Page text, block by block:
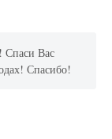
Спаси Вас
Спасибо!